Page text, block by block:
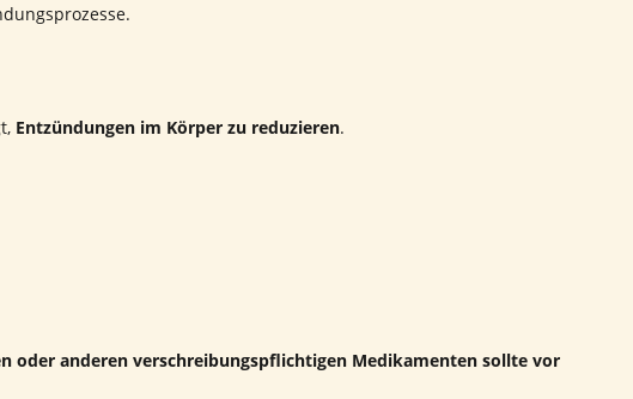
Entzündungen im Körper zu reduzieren.
oder anderen verschreibungspflichtigen Medikamenten sollte vor